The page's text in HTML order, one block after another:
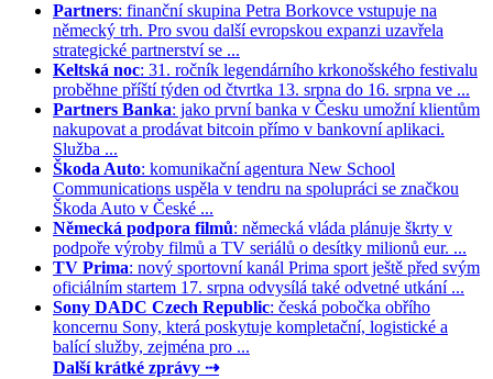
Partners: finanční skupina Petra Borkovce vstupuje na
německý trh. Pro svou další evropskou expanzi uzavřela
strategické partnerství se ...
Keltská noc: 31. ročník legendárního krkonošského festivalu
proběhne příští týden od čtvrtka 13. srpna do 16. srpna ve ...
Partners Banka: jako první banka v Česku umožní klientům
nakupovat a prodávat bitcoin přímo v bankovní aplikaci.
Služba ...
Škoda Auto: komunikační agentura New School
Communications uspěla v tendru na spolupráci se značkou
Škoda Auto v České ...
Německá podpora filmů: německá vláda plánuje škrty v
podpoře výroby filmů a TV seriálů o desítky milionů eur. ...
TV Prima: nový sportovní kanál Prima sport ještě před svým
oficiálním startem 17. srpna odvysílá také odvetné utkání ...
Sony DADC Czech Republic: česká pobočka obřího
koncernu Sony, která poskytuje kompletační, logistické a
balící služby, zejména pro ...
Další krátké zprávy ⇢